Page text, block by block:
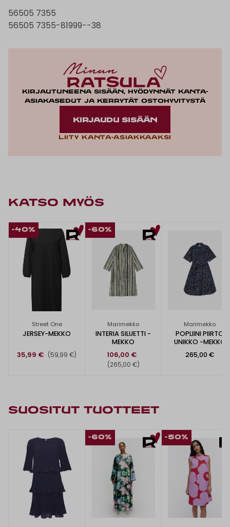
56505 7355
56505 7355-81999--38
Kirjautuneena sisään, hyödynnät kanta-
asiakasedut ja kerrytät ostohyvitystä
KIRJAUDU SISÄÄN
Liity kanta-asiakkaaksi
KATSO MYÖS
-40%
Street One
JERSEY-MEKKO
35,99 € (59,99 €)
-60%
Marimekko
INTERIA SILUETTI -
MEKKO
106,00 €
(265,00 €)
Marimekko
POPLIINI PIIRTO
UNIKKO -MEKKO
265,00 €
SUOSITUT TUOTTEET
-60% -50%